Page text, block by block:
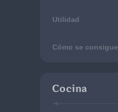
Utilidad
Cómo se consigue
Cocina